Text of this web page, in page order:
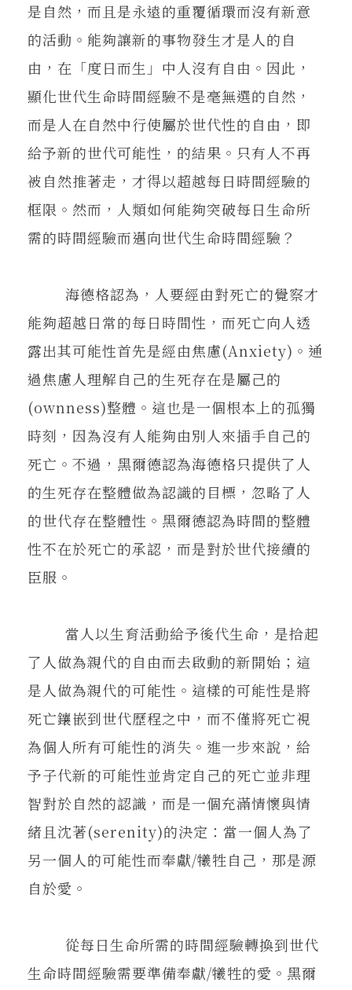
是自然，而且是永遠的重覆循環而沒有新意
的活動。能夠讓新的事物發生才是人的自
由，在「度日而生」中人沒有自由。因此，
顯化世代生命時間經驗不是毫無選的自然，
而是人在自然中行使屬於世代性的自由，即
給予新的世代可能性，的結果。只有人不再
被自然推著走，才得以超越每日時間經驗的
框限。然而，人類如何能夠突破每日生命所
需的時間經驗而邁向世代生命時間經驗？
海德格認為，人要經由對死亡的覺察才
能夠超越日常的每日時間性，而死亡向人透
露出其可能性首先是經由焦慮(Anxiety)。通
過焦慮人理解自己的生死存在是屬己的
(ownness)整體。這也是一個根本上的孤獨
時刻，因為沒有人能夠由別人來插手自己的
死亡。不過，黑爾德認為海德格只提供了人
的生死存在整體做為認識的目標，忽略了人
的世代存在整體性。黑爾德認為時間的整體
性不在於死亡的承認，而是對於世代接續的
臣服。
當人以生育活動給予後代生命，是拾起
了人做為親代的自由而去啟動的新開始；這
是人做為親代的可能性。這樣的可能性是將
死亡鑲嵌到世代歷程之中，而不僅將死亡視
為個人所有可能性的消失。進一步來說，給
予子代新的可能性並肯定自己的死亡並非理
智對於自然的認識，而是一個充滿情懷與情
緒且沈著(serenity)的決定：當一個人為了
另一個人的可能性而奉獻/犧牲自己，那是源
自於愛。
從每日生命所需的時間經驗轉換到世代
生命時間經驗需要準備奉獻/犧牲的愛。黑爾